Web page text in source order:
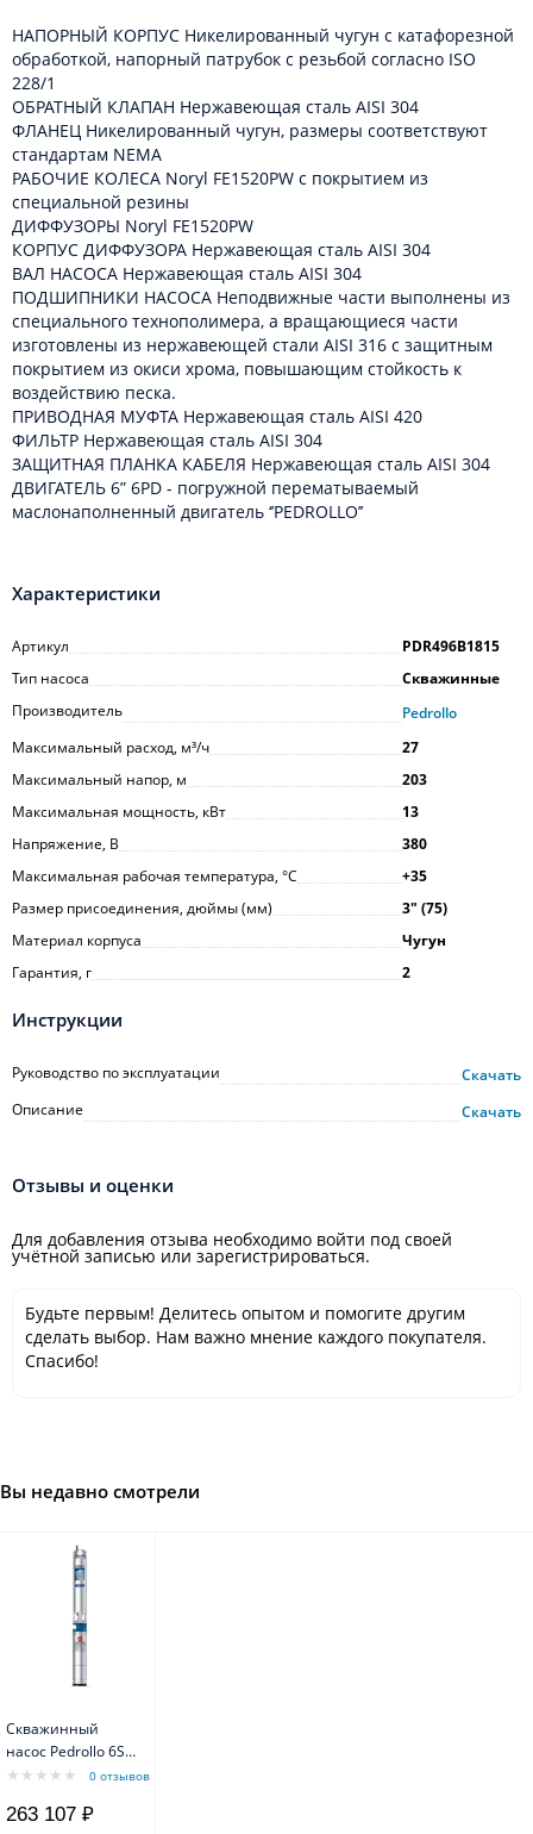
НАПОРНЫЙ КОРПУС Никелированный чугун с катафорезной
обработкой, напорный патрубок с резьбой согласно ISO
228/1
ОБРАТНЫЙ КЛАПАН Нержавеющая сталь AISI 304
ФЛАНЕЦ Никелированный чугун, размеры соответствуют
стандартам NEMA
РАБОЧИЕ КОЛЕСА Noryl FE1520PW с покрытием из
специальной резины
ДИФФУЗОРЫ Noryl FE1520PW
КОРПУС ДИФФУЗОРА Нержавеющая сталь AISI 304
ВАЛ НАСОСА Нержавеющая сталь AISI 304
ПОДШИПНИКИ НАСОСА Неподвижные части выполнены из
специального технополимера, а вращающиеся части
изготовлены из нержавеющей стали AISI 316 с защитным
покрытием из окиси хрома, повышающим стойкость к
воздействию песка.
ПРИВОДНАЯ МУФТА Нержавеющая сталь AISI 420
ФИЛЬТР Нержавеющая сталь AISI 304
ЗАЩИТНАЯ ПЛАНКА КАБЕЛЯ Нержавеющая сталь AISI 304
ДВИГАТЕЛЬ 6” 6PD - погружной перематываемый
маслонаполненный двигатель ‘’PEDROLLO’’
Характеристики
Артикул
PDR496B1815
Тип насоса
Скважинные
Производитель
Pedrollo
Максимальный расход, м³/ч
27
Максимальный напор, м
203
Максимальная мощность, кВт
13
Напряжение, В
380
Максимальная рабочая температура, °С
+35
Размер присоединения, дюймы (мм)
3ʺ (75)
Материал корпуса
Чугун
Гарантия, г
2
Инструкции
Руководство по эксплуатации
Скачать
Описание
Скачать
Отзывы и оценки
Для добавления отзыва необходимо войти под своей
учётной записью или зарегистрироваться.
Будьте первым! Делитесь опытом и помогите другим
сделать выбор. Нам важно мнение каждого покупателя.
Спасибо!
Вы недавно смотрели
Скважинный
насос Pedrollo 6SR
18/15-PD с
двигателем 6PD
0 отзывов
263 107 ₽